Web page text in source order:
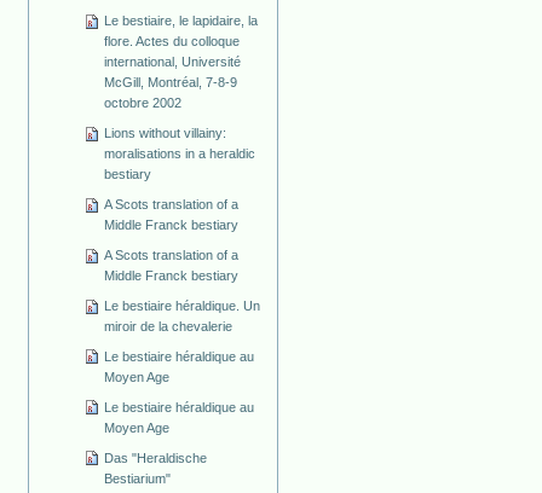
Le bestiaire, le lapidaire, la
flore. Actes du colloque
international, Université
McGill, Montréal, 7-8-9
octobre 2002
Lions without villainy:
moralisations in a heraldic
bestiary
A Scots translation of a
Middle Franck bestiary
A Scots translation of a
Middle Franck bestiary
Le bestiaire héraldique. Un
miroir de la chevalerie
Le bestiaire héraldique au
Moyen Age
Le bestiaire héraldique au
Moyen Age
Das "Heraldische
Bestiarium"